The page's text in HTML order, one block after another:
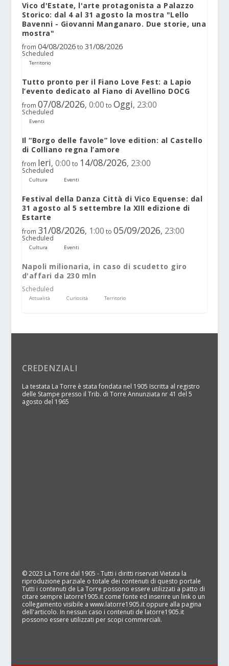
Vico d'Estate, l'arte protagonista a Palazzo
Storico: dal 4 al 31 agosto la mostra "Lello
Bavenni - Giovanni Manganaro. Due storie, una
mostra"
from 04/08/2026 to 31/08/2026
Scheduled
Territorio
Tutto pronto per il Fiano Love Fest: a Lapio
l’evento dedicato al Fiano di Avellino DOCG
from 07/08/2026, 0:00 to Oggi, 23:00
Scheduled
Eventi
Il “Borgo delle favole” love edition: al Castello
di Colliano regna l’amore
from Ieri, 0:00 to 14/08/2026, 23:00
Scheduled
Cultura Eventi
Festival della Danza Città di Vico Equense: dal
31 agosto al 5 settembre la XIII edizione di
Estarte
from 31/08/2026, 1:00 to 05/09/2026, 23:00
Scheduled
Cultura Eventi
Napoli milionaria, in caso di scudetto giro
d'affari da 230 mln
Scheduled
Attualità Curiosità Territorio
CREDENZIALI
La testata La Torre è stata fondata nel 1905 Iscritta al registro
delle Stampe presso il Trib. di Torre Annunziata nr 41 del 5
agosto del 1965
© 2023 La Torre dal 1905 - Tutti i diritti riservati Vietata la
riproduzione parziale o totale dei contenuti di questo portale
Tutti i contenuti de La Torre possono essere utilizzati a patto di
citare sempre latorre1905.it come fonte ed inserire un link o un
collegamento visibile a www.latorre1905.it oppure alla pagina
dell'articolo. In nessun caso i contenuti de latorre1905.it
possono essere utilizzati per scopi commerciali.